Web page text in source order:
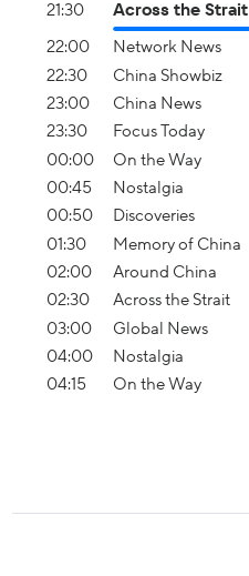
21:30
Across the Strait
22:00
Network News
22:30
China Showbiz
23:00
China News
23:30
Focus Today
00:00
On the Way
00:45
Nostalgia
00:50
Discoveries
01:30
Memory of China
02:00
Around China
02:30
Across the Strait
03:00
Global News
04:00
Nostalgia
04:15
On the Way